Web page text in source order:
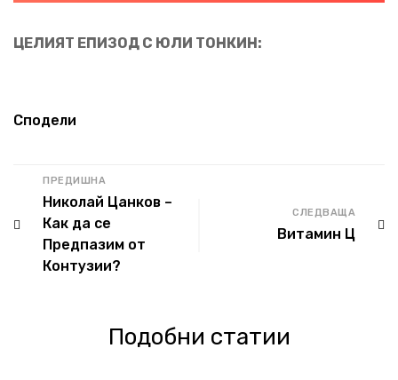
ЦЕЛИЯТ ЕПИЗОД С ЮЛИ ТОНКИН:
Сподели
ПРЕДИШНА
Николай Цанков –
Как да се
Предпазим от
Контузии?
СЛЕДВАЩА
Витамин Ц
Подобни статии